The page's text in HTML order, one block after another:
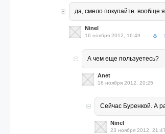
да, смело покупайте. вообще
Ninel
16 ноября 2012, 16:49 ↑
А чем еще пользуетесь?
Anet
16 ноября 2012, 20:25
Сейчас Буренкой. А
Ninel
23 ноября 2012, 21:47